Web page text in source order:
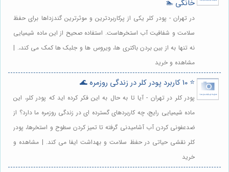
خانگی 🏊
در تهران - پودر کلر یکی از پرکاربردترین و موثرترین گندزداها برای حفظ
سلامت و شفافیت آب استخرهاست. استفاده صحیح از این ماده شیمیایی
نه تنها به از بین بردن باکتری ها، ویروس ها و جلبک ها کمک می کند،. |
مشاهده و خرید
⭐️ 10 کاربرد پودر کلر در زندگی روزمره 🌊
پودر کلر در تهران - آیا تا به حال به این فکر کرده اید که پودر کلر، این
ماده شیمیایی رایج، چه کاربردهای گسترده ای در زندگی روزمره ما دارد؟ از
ضدعفونی کردن آب آشامیدنی گرفته تا تمیز کردن سطوح و استخرها، پودر
کلر نقشی حیاتی در حفظ سلامت و بهداشت ایفا می کند. | مشاهده و
خرید